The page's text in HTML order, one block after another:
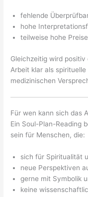
fehlende
hohe
teilweise hohe
Gleichzeitig wird
Arbeit klar als
medizinischen
Für wen kann sich das
Ein Soul-Plan-Reading
sein für Menschen, die:
sich für Spiritualität
neue Perspektiven
gerne mit Symbolik
keine